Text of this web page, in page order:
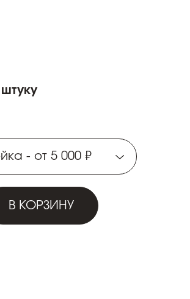
- от 5 000 ₽
- от 5 000 ₽
- от 5 000 ₽
В КОРЗИНУ